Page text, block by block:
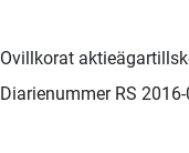
Ovillkorat
Diarienummer RS